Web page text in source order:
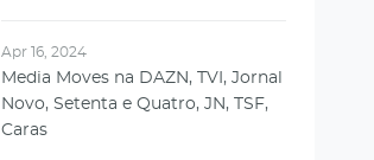
Apr 16, 2024
Media Moves na DAZN, TVI, Jornal
Novo, Setenta e Quatro, JN, TSF,
Caras